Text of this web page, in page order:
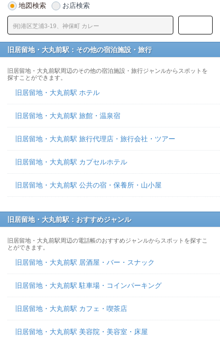
地図検索 お店検索
旧居留地・大丸前駅：その他の宿泊施設・旅行
旧居留地・大丸前駅周辺のその他の宿泊施設・旅行ジャンルからスポットを
探すことができます。
旧居留地・大丸前駅 ホテル
旧居留地・大丸前駅 旅館・温泉宿
旧居留地・大丸前駅 旅行代理店・旅行会社・ツアー
旧居留地・大丸前駅 カプセルホテル
旧居留地・大丸前駅 公共の宿・保養所・山小屋
旧居留地・大丸前駅：おすすめジャンル
旧居留地・大丸前駅周辺の電話帳のおすすめジャンルからスポットを探すこ
とができます。
旧居留地・大丸前駅 居酒屋・バー・スナック
旧居留地・大丸前駅 駐車場・コインパーキング
旧居留地・大丸前駅 カフェ・喫茶店
旧居留地・大丸前駅 美容院・美容室・床屋